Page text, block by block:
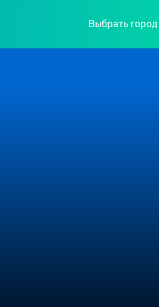
Выбрать город